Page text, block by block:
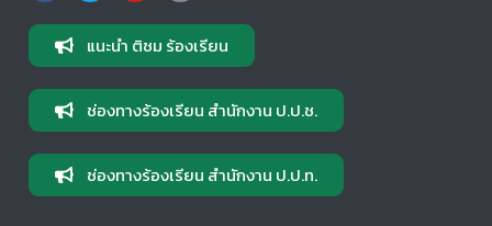
แนะนำ ติชม ร้องเรียน
ช่องทางร้องเรียน สำนักงาน ป.ป.ช.
ช่องทางร้องเรียน สำนักงาน ป.ป.ท.